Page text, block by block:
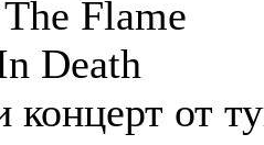
Flame
Death
концерт от